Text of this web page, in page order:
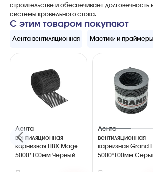
строительстве и обеспечивает долговечность
системы кровельного стока.
С этим товаром покупают
Лента вентиляционная Мастики и праймеры
Лента
вентиляционная
карнизная ПВХ Mage
5000*100мм Черный
Лента
вентиляционная
карнизная Grand
5000*100мм